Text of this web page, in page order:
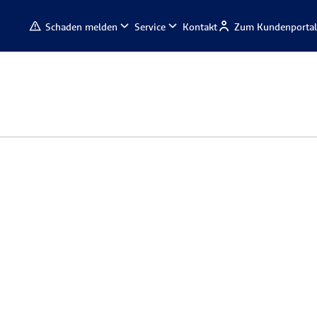
Schaden melden Service Kontakt Zum Kundenportal